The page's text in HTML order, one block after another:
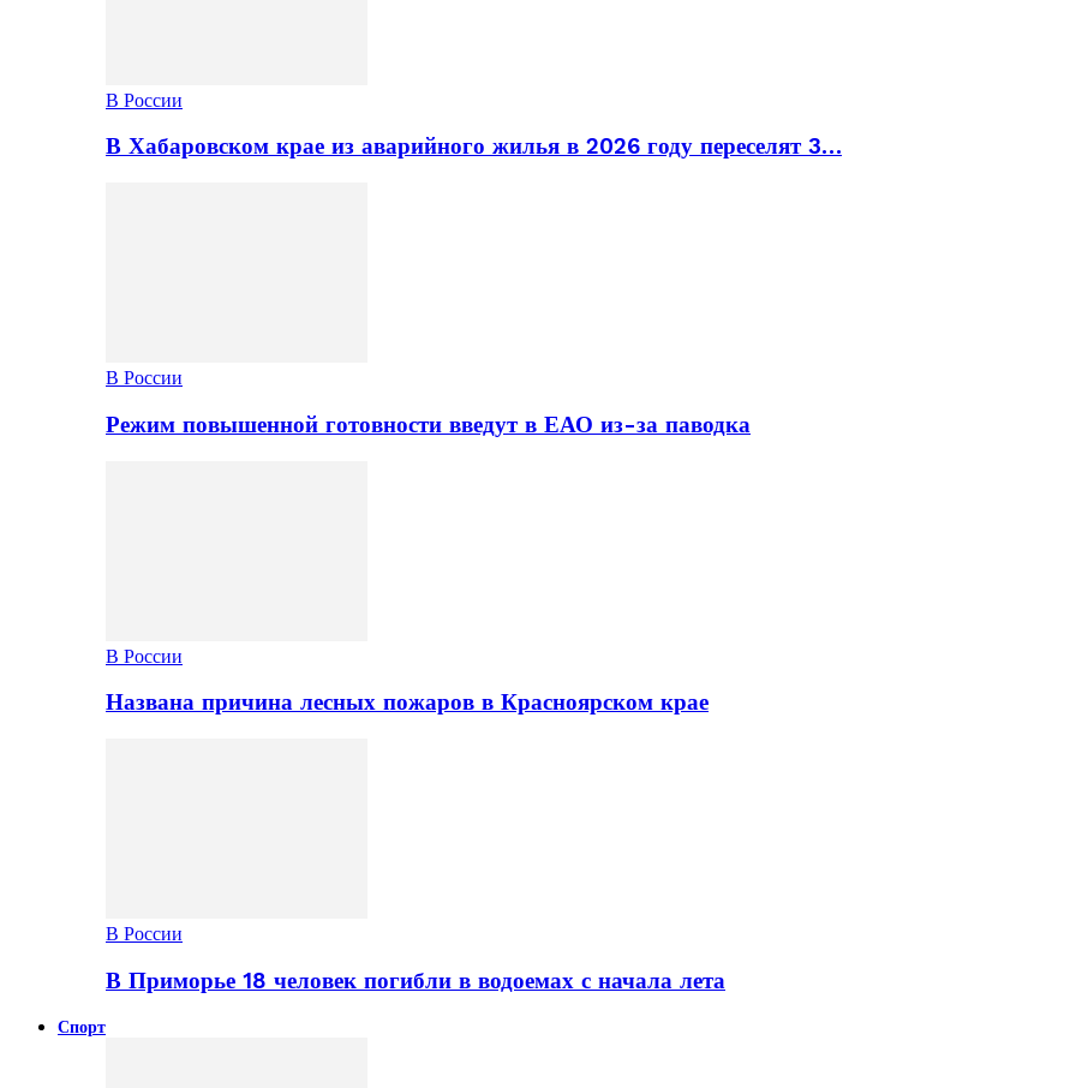
В России
В Хабаровском крае из аварийного жилья в 2026 году переселят 3…
В России
Режим повышенной готовности введут в ЕАО из-за паводка
В России
Названа причина лесных пожаров в Красноярском крае
В России
В Приморье 18 человек погибли в водоемах с начала лета
Спорт